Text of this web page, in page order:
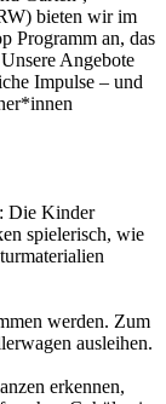
bieten wir im
Programm an, das
Angebote
Impulse – und
Die Kinder
spielerisch, wie
werden. Zum
ausleihen.
erkennen,